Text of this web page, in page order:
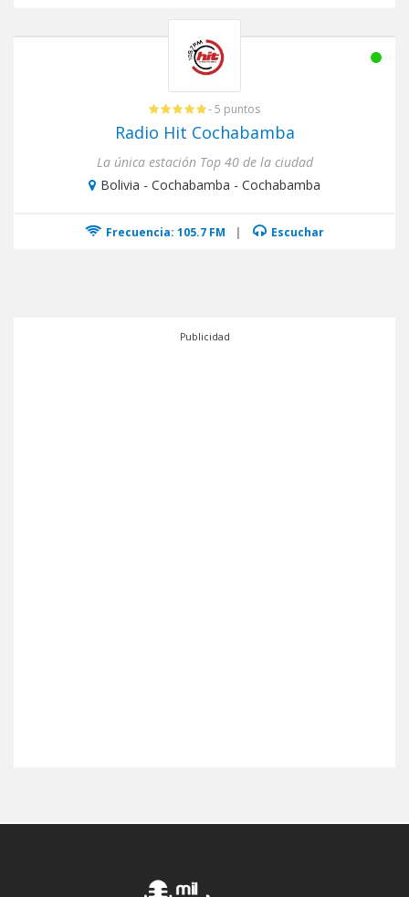
- 5 puntos
Radio Hit Cochabamba
La única estación Top 40 de la ciudad
Bolivia - Cochabamba - Cochabamba
Frecuencia: 105.7 FM | Escuchar
Publicidad